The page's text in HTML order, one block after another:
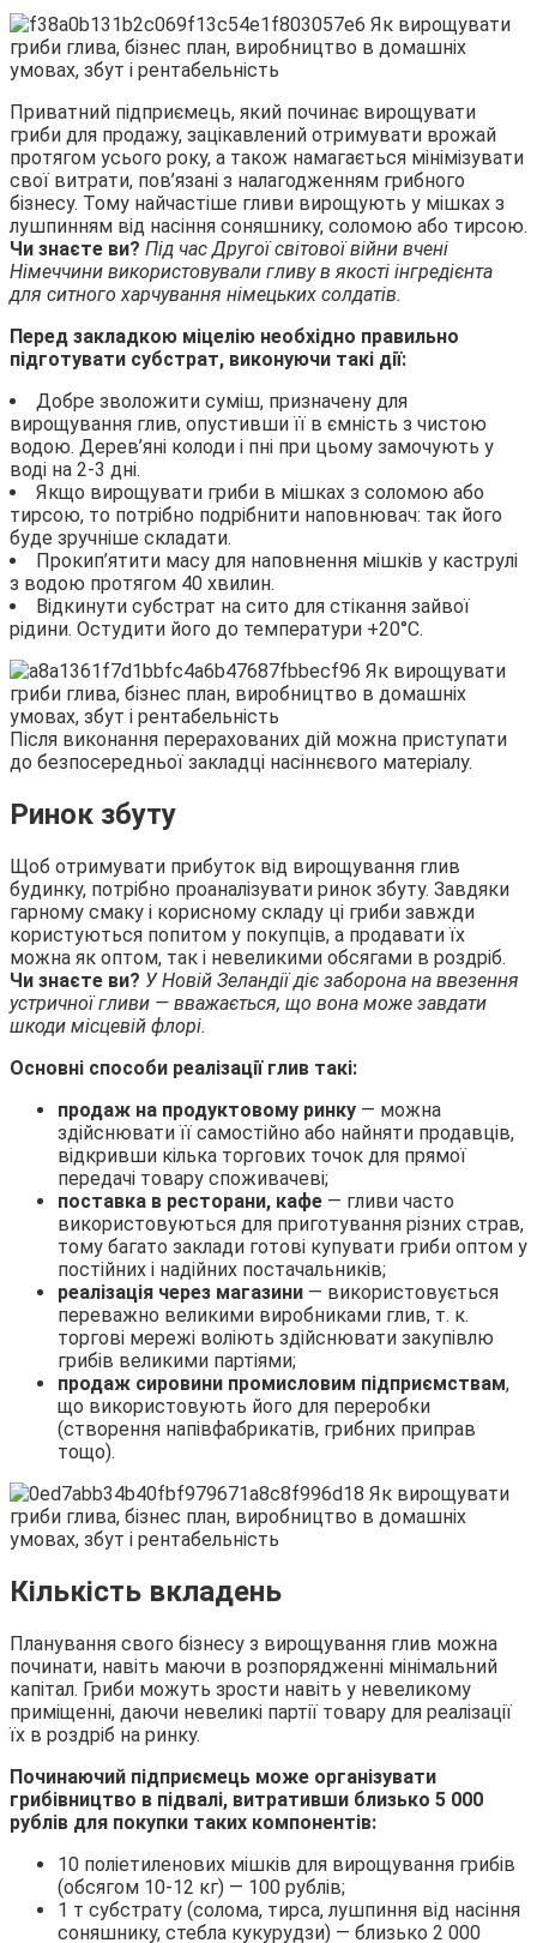
Приватний підприємець, який починає вирощувати
гриби для продажу, зацікавлений отримувати врожай
протягом усього року, а також намагається мінімізувати
свої витрати, пов’язані з налагодженням грибного
бізнесу. Тому найчастіше гливи вирощують у мішках з
лушпинням від насіння соняшнику, соломою або тирсою.
Чи знаєте ви? Під час Другої світової війни вчені
Німеччини використовували гливу в якості інгредієнта
для ситного харчування німецьких солдатів.
Перед закладкою міцелію необхідно правильно
підготувати субстрат, виконуючи такі дії:
Добре зволожити суміш, призначену для
вирощування глив, опустивши її в ємність з чистою
водою. Дерев’яні колоди і пні при цьому замочують у
воді на 2-3 дні.
Якщо вирощувати гриби в мішках з соломою або
тирсою, то потрібно подрібнити наповнювач: так його
буде зручніше складати.
Прокип’ятити масу для наповнення мішків у каструлі
з водою протягом 40 хвилин.
Відкинути субстрат на сито для стікання зайвої
рідини. Остудити його до температури +20°С.
Після виконання перерахованих дій можна приступати
до безпосередньої закладці насіннєвого матеріалу.
Ринок збуту
Щоб отримувати прибуток від вирощування глив
будинку, потрібно проаналізувати ринок збуту. Завдяки
гарному смаку і корисному складу ці гриби завжди
користуються попитом у покупців, а продавати їх
можна як оптом, так і невеликими обсягами в роздріб.
Чи знаєте ви? У Новій Зеландії діє заборона на ввезення
устричної гливи — вважається, що вона може завдати
шкоди місцевій флорі.
Основні способи реалізації глив такі:
продаж на продуктовому ринку — можна
здійснювати її самостійно або найняти продавців,
відкривши кілька торгових точок для прямої
передачі товару споживачеві;
поставка в ресторани, кафе — гливи часто
використовуються для приготування різних страв,
тому багато заклади готові купувати гриби оптом у
постійних і надійних постачальників;
реалізація через магазини — використовується
переважно великими виробниками глив, т. к.
торгові мережі воліють здійснювати закупівлю
грибів великими партіями;
продаж сировини промисловим підприємствам,
що використовують його для переробки
(створення напівфабрикатів, грибних приправ
тощо).
Кількість вкладень
Планування свого бізнесу з вирощування глив можна
починати, навіть маючи в розпорядженні мінімальний
капітал. Гриби можуть зрости навіть у невеликому
приміщенні, даючи невеликі партії товару для реалізації
їх в роздріб на ринку.
Починаючий підприємець може організувати
грибівництво в підвалі, витративши близько 5 000
рублів для покупки таких компонентів:
10 поліетиленових мішків для вирощування грибів
(обсягом 10-12 кг) — 100 рублів;
1 т субстрату (солома, тирса, лушпиння від насіння
соняшнику, стебла кукурудзи) — близько 2 000